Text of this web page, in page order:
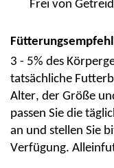
Frei von
3 - 5% des
tatsächliche
Alter, der Größe
passen Sie die
an und stellen Sie
Verfügung.